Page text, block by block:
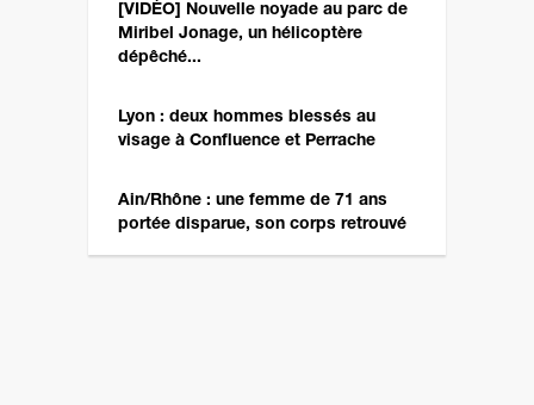
[VIDÉO] Nouvelle noyade au parc de
Miribel Jonage, un hélicoptère
dépêché...
Lyon : deux hommes blessés au
visage à Confluence et Perrache
Ain/Rhône : une femme de 71 ans
portée disparue, son corps retrouvé